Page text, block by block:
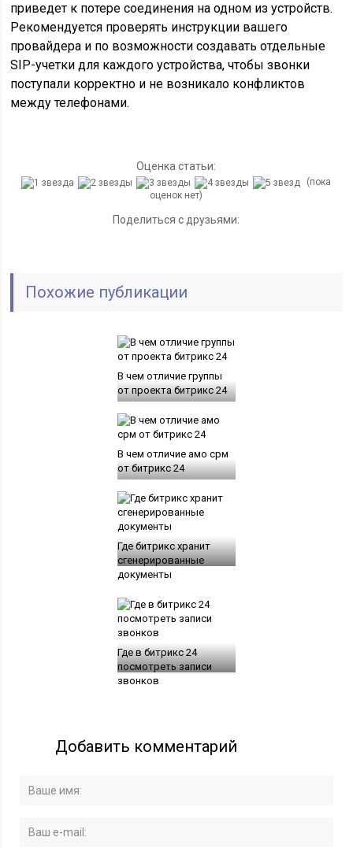
приведет к потере соединения на одном из устройств.
Рекомендуется проверять инструкции вашего
провайдера и по возможности создавать отдельные
SIP-учетки для каждого устройства, чтобы звонки
поступали корректно и не возникало конфликтов
между телефонами.
Оценка статьи:
(пока
оценок нет)
Поделиться с друзьями:
Похожие публикации
В чем отличие группы
от проекта битрикс 24
В чем отличие амо срм
от битрикс 24
Где битрикс хранит
сгенерированные
документы
Где в битрикс 24
посмотреть записи
звонков
Добавить комментарий